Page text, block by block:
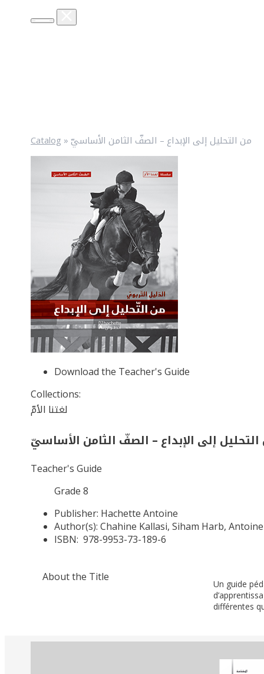
Catalog » من التحليل إلى الإبداع – الصفّ الثامن الأساسيّ
Download the Teacher's Guide
Collections:
لغتنا الأمّ
إلى الإبداع – الصفّ الثامن الأساسيّ
Teacher's Guide
Grade 8
Publisher: Hachette Antoine
Author(s): Chahine Kallasi, Siham Harb,
ISBN: 978-9953-73-189-6
About the Title
Un guide
différentes